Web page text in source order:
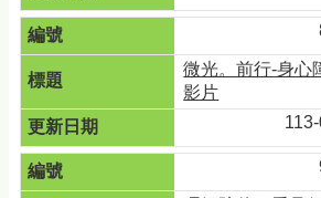
微光。前行-身心
影片